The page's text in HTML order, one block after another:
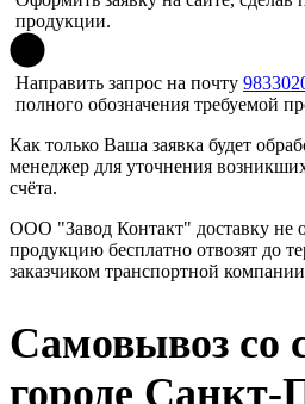
продукции.
Направить запрос на почту
полного обозначения требуемой
Как только Ваша заявка будет
менеджер для уточнения
счёта.
ООО "Завод Контакт" доставку не
продукцию бесплатно отвозят до
заказчиком транспортной
Самовывоз со
городе Санкт-